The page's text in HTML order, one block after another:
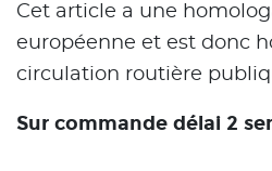
Cet article a une
européenne et est donc
circulation routière
Sur commande délai 2